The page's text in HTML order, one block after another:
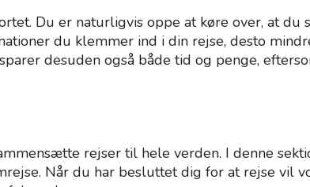
Du er naturligvis oppe at køre over, at
du klemmer ind i din rejse, desto
desuden også både tid og penge,
rejser til hele verden. I denne
Når du har besluttet dig for at rejse vil